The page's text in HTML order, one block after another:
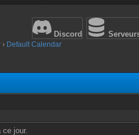
Discord
› Default Calendar
ce jour.